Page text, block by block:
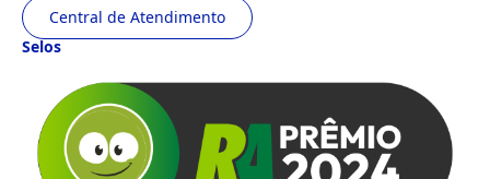
Central de Atendimento
Selos